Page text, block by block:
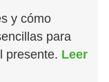
y cómo
para
presente. Leer